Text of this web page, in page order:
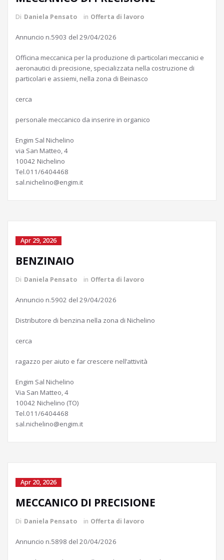
Di Daniela Pensato in Offerta di lavoro
Annuncio n.5903 del 29/04/2026
Officina meccanica per la produzione di particolari meccanici e
aeronautici di precisione, specializzata nella costruzione di
particolari e assiemi, nella zona di Beinasco
cerca
personale meccanico da inserire in organico
Engim Sal Nichelino
via San Matteo, 4
10042 Nichelino
Tel.011/6404468
sal.nichelino@engim.it
Apr 29, 2026
BENZINAIO
Di Daniela Pensato in Offerta di lavoro
Annuncio n.5902 del 29/04/2026
Distributore di benzina nella zona di Nichelino
cerca
ragazzo per aiuto e far crescere nell’attività
Engim Sal Nichelino
Via San Matteo, 4
10042 Nichelino (TO)
Tel.011/6404468
sal.nichelino@engim.it
Apr 20, 2026
MECCANICO DI PRECISIONE
Di Daniela Pensato in Offerta di lavoro
Annuncio n.5898 del 20/04/2026